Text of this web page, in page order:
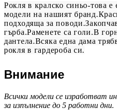
Рокля в кралско синьо-това
модели на нашият
подходяща за
гърба.Раменете са голи.В
дантела.Всяка една дама
рокля в гардероба си.
Внимание
Всички модели се изработват
за изпълнение до 5 работни дни.